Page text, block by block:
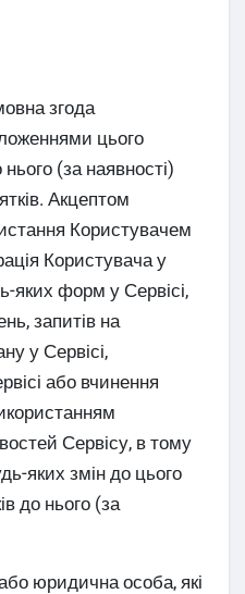
згода
цього
(за наявності)
Акцептом
Користувачем
Користувача у
яких форм у Сервісі,
запитів на
у Сервісі,
або вчинення
Сервісу, в тому
яких змін до цього
до нього (за
юридична особа, які